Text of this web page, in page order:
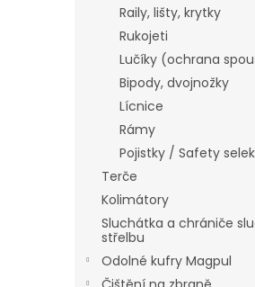
Raily, lišty, krytky
Rukojeti
Lučíky (ochrana
Bipody, dvojnožky
Lícnice
Rámy
Pojistky / Safety
Terče
Kolimátory
Sluchátka a chrániče
střelbu
Odolné kufry Magpul